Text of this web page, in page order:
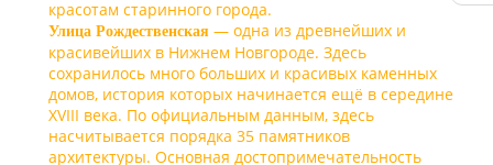
красотам старинного города.
Улица Рождественская — одна из древнейших и
красивейших в Нижнем Новгороде. Здесь
сохранилось много больших и красивых каменных
домов, история которых начинается ещё в середине
XVIII века. По официальным данным, здесь
насчитывается порядка 35 памятников
архитектуры. Основная достопримечательность